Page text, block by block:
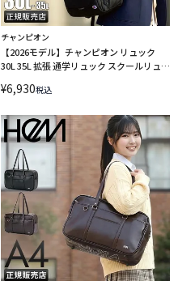
チャンピオン
【2026モデル】チャンピオン リュック
30L 35L 拡張 通学リュック スクールリュッ
Champion 68891
¥6,930税込